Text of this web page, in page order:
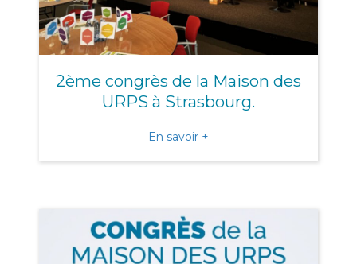
2ème congrès de la Maison des
URPS à Strasbourg.
En savoir +